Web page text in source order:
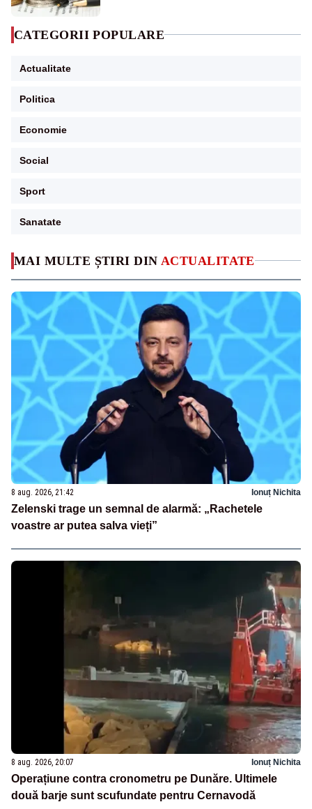
MAI MULTE ȘTIRI DIN ACTUALITATE
8 aug. 2026, 21:42 Ionuț Nichita
Zelenski trage un semnal de alarmă: „Rachetele
voastre ar putea salva vieți”
8 aug. 2026, 20:07 Ionuț Nichita
Operațiune contra cronometru pe Dunăre. Ultimele
două barje sunt scufundate pentru Cernavodă
CATEGORII POPULARE
Actualitate
Politica
Economie
Social
Sport
Sanatate